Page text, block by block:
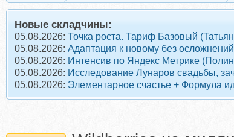
Новые складчины:
05.08.2026: Точка роста. Тариф Базовый
05.08.2026: Адаптация к новому без
05.08.2026: Интенсив по Яндекс Метрике
05.08.2026: Исследование Лунаров свадьбы,
05.08.2026: Элементарное счастье + Формула